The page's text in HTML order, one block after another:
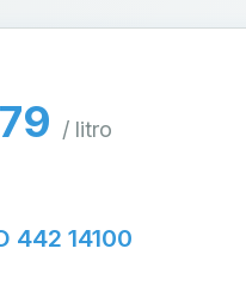
/ litro
442 14100